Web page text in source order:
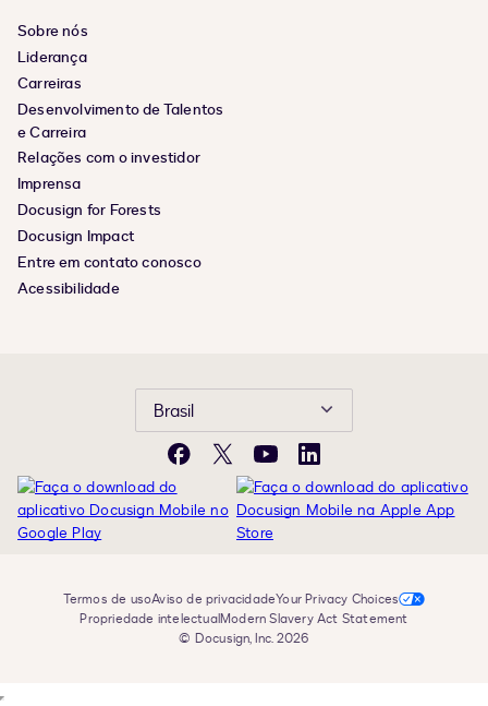
Sobre nós
Liderança
Carreiras
Desenvolvimento de Talentos
e Carreira
Relações com o investidor
Imprensa
Docusign for Forests
Docusign Impact
Entre em contato conosco
Acessibilidade
Brasil
Facebook
X YouTubeLinkedIn
Termos de usoAviso de privacidadeYour Privacy Choices
Propriedade intelectualModern Slavery Act Statement
© Docusign, Inc. 2026